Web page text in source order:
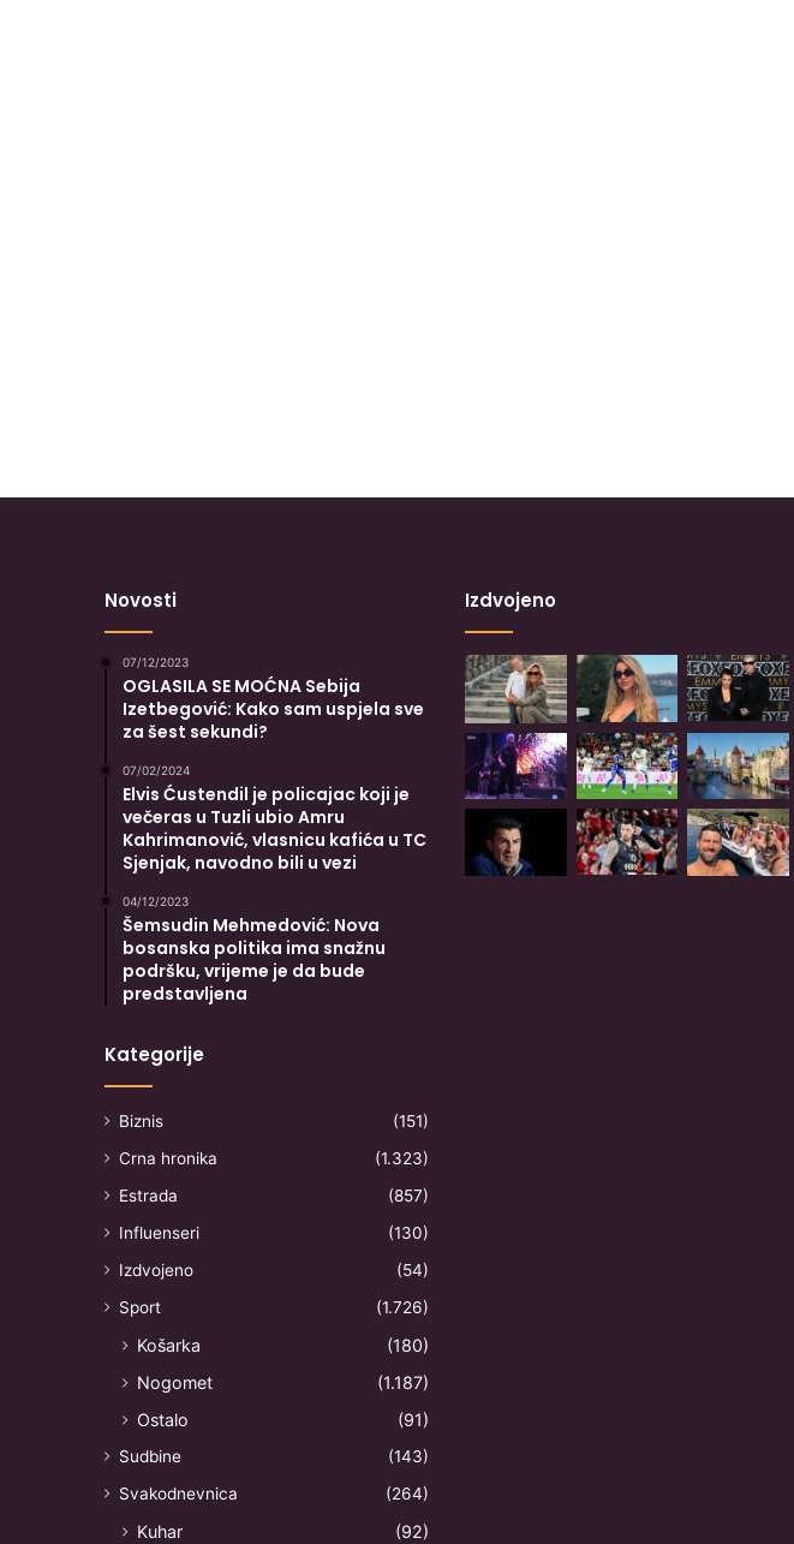
Novosti
07/12/2023
OGLASILA SE MOĆNA Sebija
Izetbegović: Kako sam uspjela sve
za šest sekundi?
07/02/2024
Elvis Ćustendil je policajac koji je
večeras u Tuzli ubio Amru
Kahrimanović, vlasnicu kafića u TC
Sjenjak, navodno bili u vezi
04/12/2023
Šemsudin Mehmedović: Nova
bosanska politika ima snažnu
podršku, vrijeme je da bude
predstavljena
Kategorije
Biznis
(151)
Crna hronika
(1.323)
Estrada
(857)
Influenseri
(130)
Izdvojeno
(54)
Sport
(1.726)
Košarka
(180)
Nogomet
(1.187)
Ostalo
(91)
Sudbine
(143)
Svakodnevnica
(264)
Kuhar (92)
Izdvojeno